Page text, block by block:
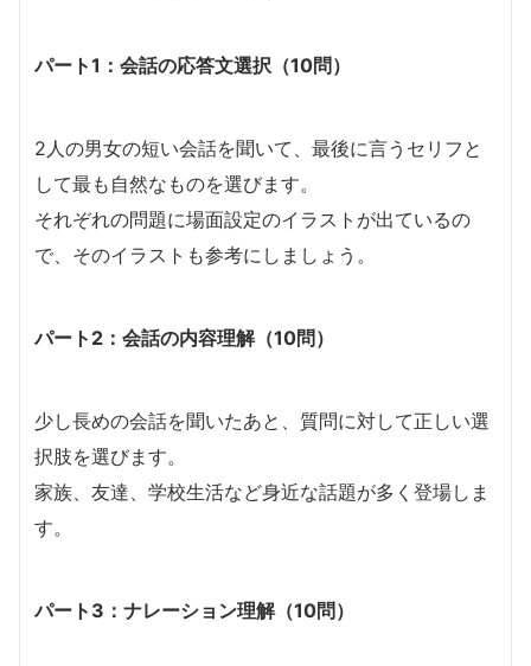
パート1：会話の応答文選択（10問）
2人の男女の短い会話を聞いて、最後に言うセリフと
して最も自然なものを選びます。
それぞれの問題に場面設定のイラストが出ているの
で、そのイラストも参考にしましょう。
パート2：会話の内容理解（10問）
少し長めの会話を聞いたあと、質問に対して正しい選
択肢を選びます。
家族、友達、学校生活など身近な話題が多く登場しま
す。
パート3：ナレーション理解（10問）